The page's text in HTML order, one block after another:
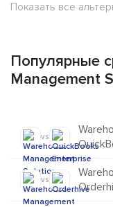
Показать все
Популярные
Management
vs
vs